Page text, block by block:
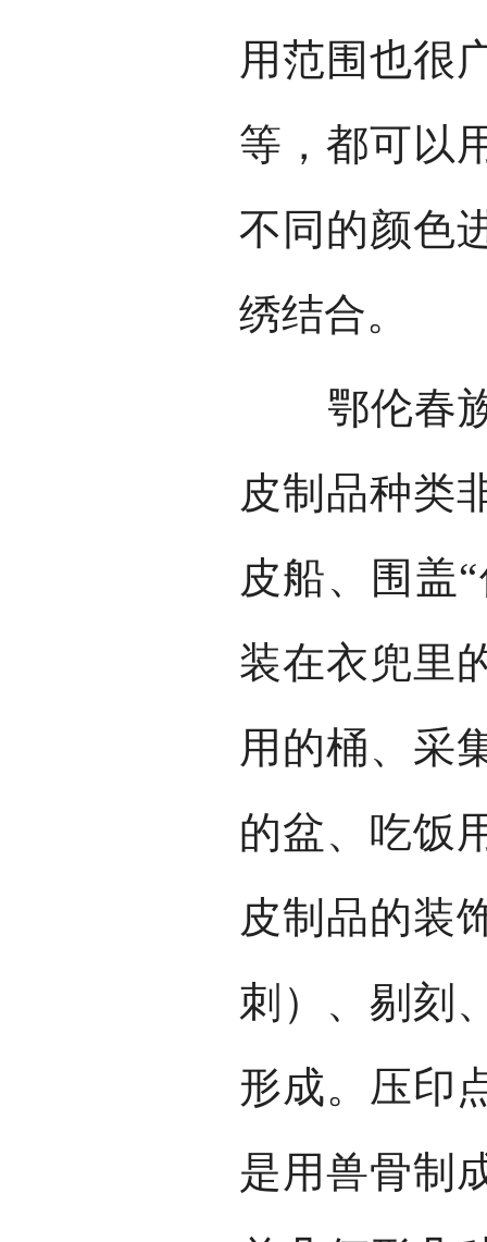
用范围也很
等，都可以
不同的颜色
绣结合。
鄂伦春族
皮制品种类
皮船、围盖
装在衣兜里
用的桶、采
的盆、吃饭
皮制品的装
刺）、剔刻
形成。压印
是用兽骨制